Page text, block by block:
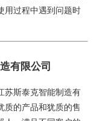
用过程中遇到问题时
有限公司
苏斯泰克智能制造有
质的产品和犹质的售